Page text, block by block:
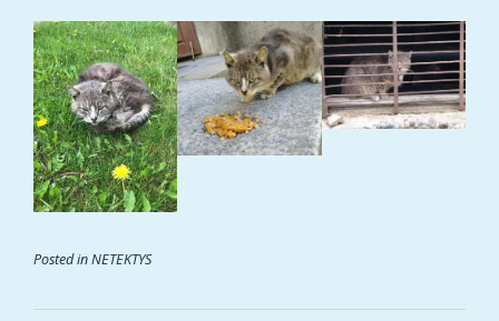
Posted inNETEKTYS